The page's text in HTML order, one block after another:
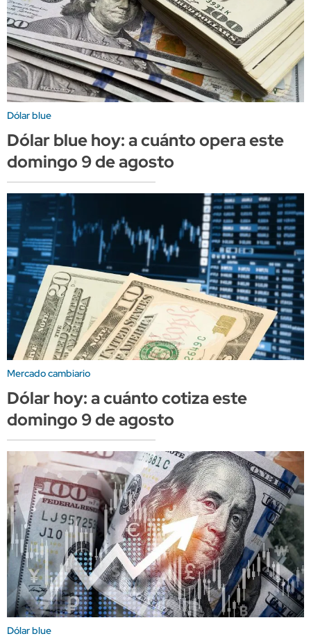
Dólar blue
Dólar blue hoy: a cuánto opera este
domingo 9 de agosto
Mercado cambiario
Dólar hoy: a cuánto cotiza este
domingo 9 de agosto
Dólar blue